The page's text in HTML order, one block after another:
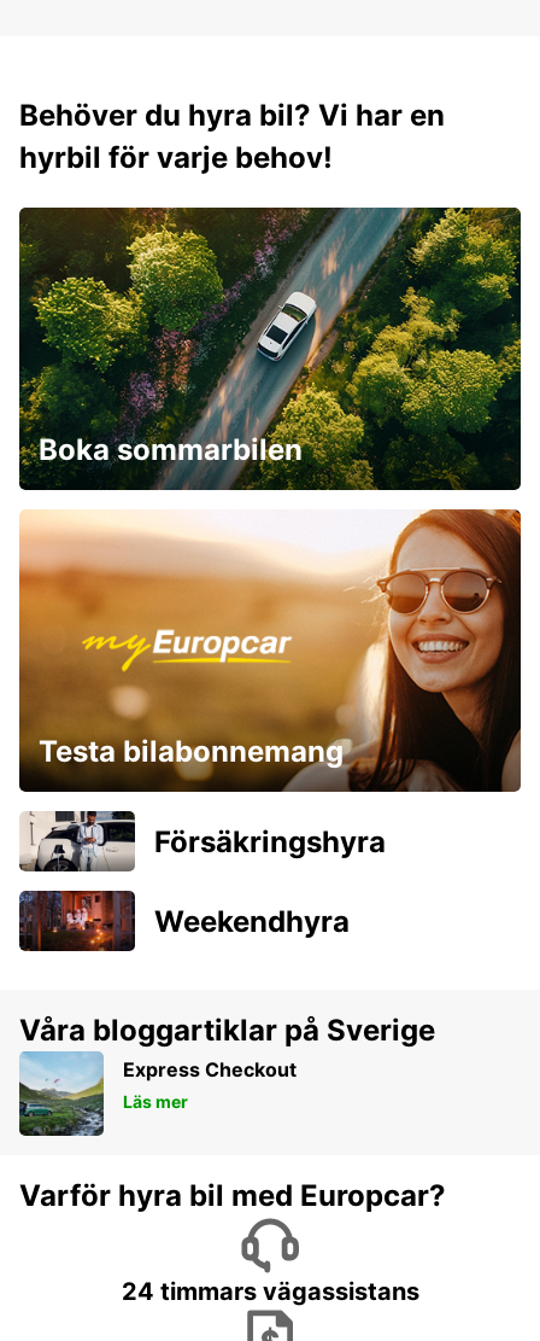
Behöver du hyra bil? Vi har en
hyrbil för varje behov!
Boka sommarbilen
Testa bilabonnemang
Försäkringshyra
Weekendhyra
Våra bloggartiklar på Sverige
Express Checkout
Läs mer
Varför hyra bil med Europcar?
24 timmars vägassistans